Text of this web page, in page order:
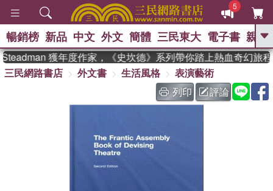
5
GO
熱搜： 東野圭吾 、 The Odyssey
、 如果歷史是一群喵 、 暑期
國際布克獎 臺灣漫遊錄 、 方
暢銷榜 新品 中文 外文 簡體 三民東大 電子書 親子
獲年度作家，《史坎德》系列帶你踏上熱血奇幻旅程
三民網路書店
外文書 生活風格
表演藝術
列印
評論